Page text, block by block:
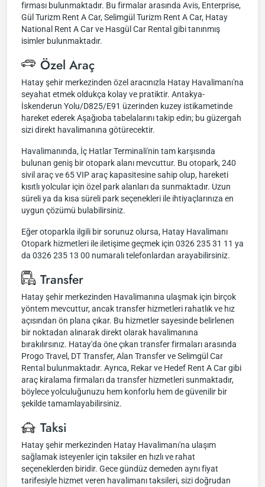
firması bulunmaktadır. Bu firmalar arasında Avis, Enterprise,
Gül Turizm Rent A Car, Selimgül Turizm Rent A Car, Hatay
National Rent A Car ve Hasgül Car Rental gibi tanınmış
isimler bulunmaktadır.
Özel Araç
Hatay şehir merkezinden özel aracınızla Hatay Havalimanı'na
seyahat etmek oldukça kolay ve pratiktir. Antakya-
İskenderun Yolu/D825/E91 üzerinden kuzey istikametinde
hareket ederek Aşağıoba tabelalarını takip edin; bu güzergah
sizi direkt havalimanına götürecektir.
Havalimanında, İç Hatlar Terminali'nin tam karşısında
bulunan geniş bir otopark alanı mevcuttur. Bu otopark, 240
sivil araç ve 65 VIP araç kapasitesine sahip olup, hareketi
kısıtlı yolcular için özel park alanları da sunmaktadır. Uzun
süreli ya da kısa süreli park seçenekleri ile ihtiyaçlarınıza en
uygun çözümü bulabilirsiniz.
Eğer otoparkla ilgili bir sorunuz olursa, Hatay Havalimanı
Otopark hizmetleri ile iletişime geçmek için 0326 235 31 11 ya
da 0326 235 13 00 numaralı telefonlardan arayabilirsiniz.
Transfer
Hatay şehir merkezinden Havalimanına ulaşmak için birçok
yöntem mevcuttur, ancak transfer hizmetleri rahatlık ve hız
açısından ön plana çıkar. Bu hizmetler sayesinde belirlenen
bir noktadan alınarak direkt olarak havalimanına
bırakılırsınız. Hatay'da öne çıkan transfer firmaları arasında
Progo Travel, DT Transfer, Alan Transfer ve Selimgül Car
Rental bulunmaktadır. Ayrıca, Rekar ve Hedef Rent A Car gibi
araç kiralama firmaları da transfer hizmetleri sunmaktadır,
böylece yolculuğunuzu hem konforlu hem de güvenilir bir
şekilde tamamlayabilirsiniz.
Taksi
Hatay şehir merkezinden Hatay Havalimanı'na ulaşım
sağlamak isteyenler için taksiler en hızlı ve rahat
seçeneklerden biridir. Gece gündüz demeden aynı fiyat
tarifesiyle hizmet veren havalimanı taksileri, sizi doğrudan